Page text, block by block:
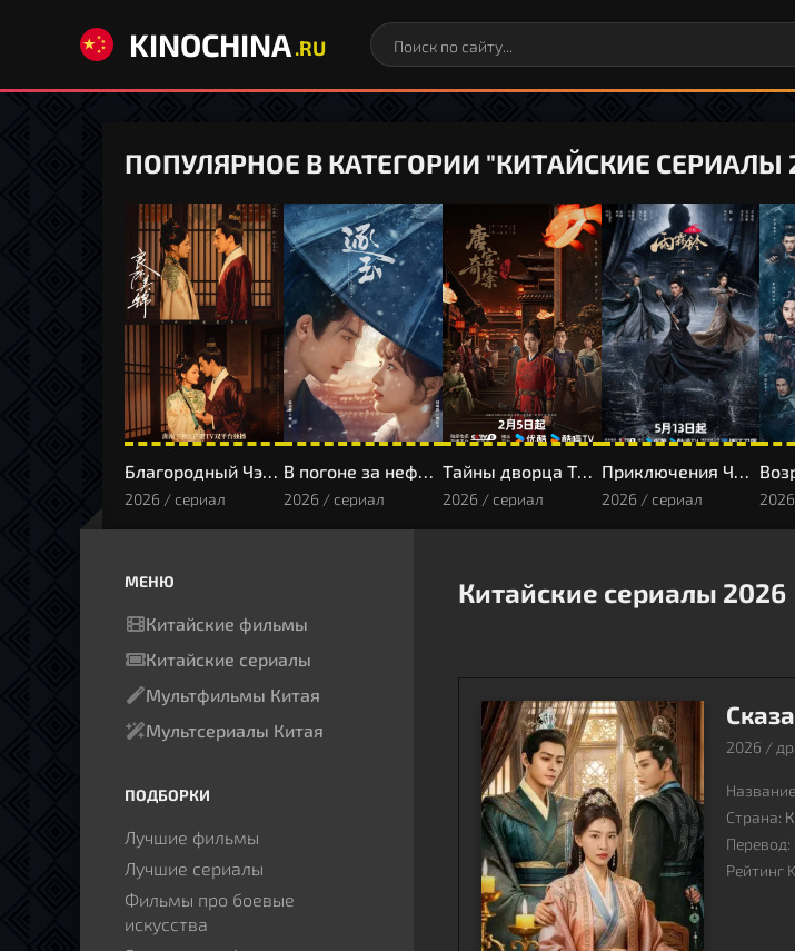
KINOCHINA.RU
ПОПУЛЯРНОЕ В КАТЕГОРИИ "КИТАЙСКИЕ СЕРИАЛЫ
Благородный Чэнь и прекрасная Цзинь
2026 / сериал
В погоне за нефритом
2026 / сериал
Тайны дворца Тан: Изумрудный ветер
2026 / сериал
Приключения Чжань Чжао
2026 / сериал
Китайские сериалы 2026
2026 /
Страна:
Перевод:
Рейтинг
МЕНЮ
Китайские фильмы
Китайские сериалы
Мультфильмы Китая
Мультсериалы Китая
ПОДБОРКИ
Лучшие фильмы
Лучшие сериалы
Фильмы про боевые
искусства